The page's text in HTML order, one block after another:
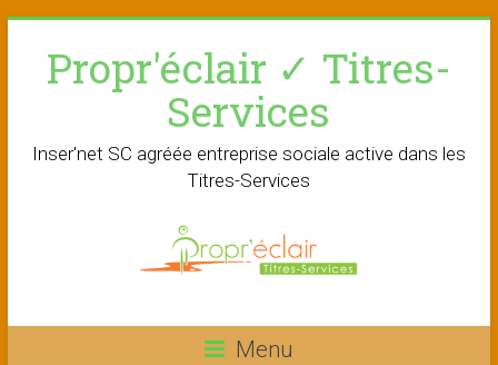
contentPropr'éclair ✓ Titres-
Services
Inser'net SC agréée entreprise sociale active dans les
Titres-Services
Menu